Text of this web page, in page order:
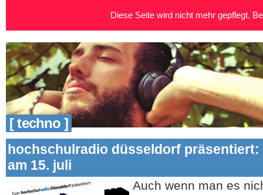
[ techno ]
hochschulradio düsseldorf präsentiert:
am 15. juli
Auch wenn man es
Diese Seite wird nicht mehr gepflegt.